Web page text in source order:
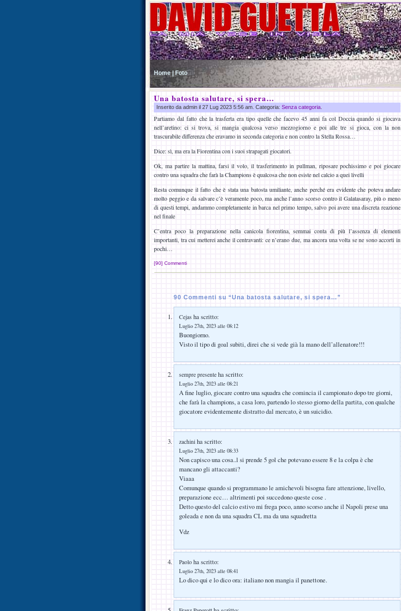
Home | Foto
Una batosta salutare, si spera…
Inserito da admin il 27 Lug 2023 5:56 am. Categoria: Senza categoria
Partiamo dal fatto che la trasferta era tipo quelle che facevo 45 anni fa col Doccia quando si giocava
nell’aretino: ci si trova, si mangia qualcosa verso mezzogiorno e poi alle tre si gioca, con la non
trascurabile differenza che eravamo in seconda categoria e non contro la Stella Rossa…
Dice: sì, ma era la Fiorentina con i suoi strapagati giocatori.
Ok, ma partire la mattina, farsi il volo, il trasferimento in pullman, riposare pochissimo e poi giocare
contro una squadra che farà la Champions è qualcosa che non esiste nel calcio a quei livelli
Resta comunque il fatto che è stata una batosta umiliante, anche perché era evidente che poteva andare
molto peggio e da salvare c’è veramente poco, ma anche l’anno scorso contro il Galatasaray, più o meno
di questi tempi, andammo completamente in barca nel primo tempo, salvo poi avere una discreta reazione
nel finale
C’entra poco la preparazione nella canicola fiorentina, semmai conta di più l’assenza di elementi
importanti, tra cui metterei anche il centravanti: ce n’erano due, ma ancora una volta se ne sono accorti in
pochi…
[90] Commenti
90 Commenti su “Una batosta salutare, si spera…”
Cejas ha scritto:
Luglio 27th, 2023 alle 08:12
Buongiorno.
Visto il tipo di goal subiti, direi che si vede già la mano dell’allenatore!!!
sempre presente ha scritto:
Luglio 27th, 2023 alle 08:21
A fine luglio, giocare contro una squadra che comincia il campionato dopo tre giorni,
che farà la champions, a casa loro, partendo lo stesso giorno della partita, con qualche
giocatore evidentemente distratto dal mercato, è un suicidio.
zachini ha scritto:
Luglio 27th, 2023 alle 08:33
Non capisco una cosa..l si prende 5 gol che potevano essere 8 e la colpa è che
mancano gli attaccanti?
Viaaa
Comunque quando si programmano le amichevoli bisogna fare attenzione, livello,
preparazione ecc… altrimenti poi succedono queste cose .
Detto questo del calcio estivo mi frega poco, anno scorso anche il Napoli prese una
goleada e non da una squadra CL ma da una squadretta
Vdz
Paolo ha scritto:
Luglio 27th, 2023 alle 08:41
Lo dico qui e lo dico ora: italiano non mangia il panettone.